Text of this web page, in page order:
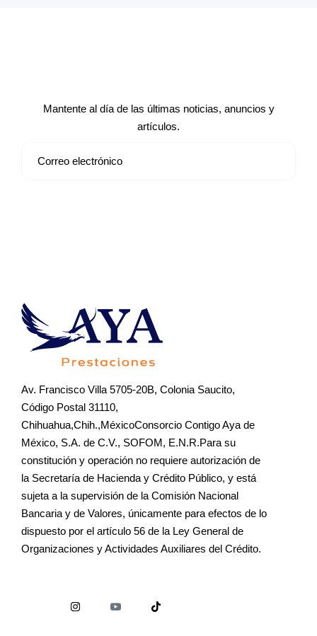
Mantente al día de las últimas noticias, anuncios y
artículos.
Av. Francisco Villa 5705-20B, Colonia Saucito,
Código Postal 31110,
Chihuahua,Chih.,MéxicoConsorcio Contigo Aya de
México, S.A. de C.V., SOFOM, E.N.R.Para su
constitución y operación no requiere autorización de
la Secretaría de Hacienda y Crédito Público, y está
sujeta a la supervisión de la Comisión Nacional
Bancaria y de Valores, únicamente para efectos de lo
dispuesto por el artículo 56 de la Ley General de
Organizaciones y Actividades Auxiliares del Crédito.